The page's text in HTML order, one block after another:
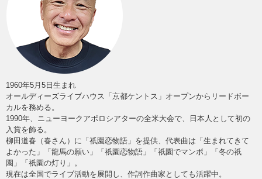
1960年5月5日生まれ
オールディーズライブハウス「京都ケントス」オープンからリードボー
カルを務める。
1990年、ニューヨークアポロシアターの全米大会で、日本人として初の
入賞を飾る。
柳田道春（春さん）に「祇園恋物語」を提供、代表曲は「生まれてきて
よかった」「龍馬の願い」「祇園恋物語」「祇園でマンボ」「冬の祇
園」「祇園の灯り」。
現在は全国でライブ活動を展開し、作詞作曲家としても活躍中。